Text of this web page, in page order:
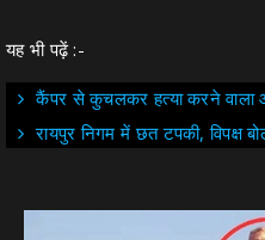
यह भी पढ़ें :-
कैंपर से कुचलकर हत्या करने वाला
रायपुर निगम में छत टपकी, विपक्ष